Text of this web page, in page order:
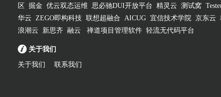
区
掘金 优云双态运维 思必驰DUI开放平台 精灵云 测试窝
华云 ZEGO即构科技 联想超融合 AICUG 宜信技术学院 京东云
浪潮云
新思齐 融云 禅道项目管理软件 轻流无代码平台
关于我们
关于我们 联系我们